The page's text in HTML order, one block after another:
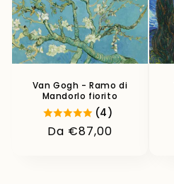
Van Gogh - Ramo di
Mandorlo fiorito
(4)
Prezzo
Da €87,00